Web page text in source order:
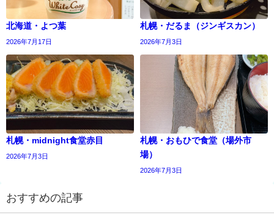
北海道・よつ葉
2026年7月17日
札幌・だるま（ジンギスカン）
2026年7月3日
札幌・midnight食堂赤目
2026年7月3日
札幌・おもひで食堂（場外市
場）
2026年7月3日
おすすめの記事